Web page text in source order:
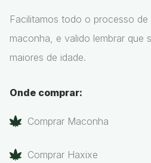
Facilitamos todo o processo de
maconha, e valido lembrar que
maiores de idade.
Onde comprar:
Comprar Maconha
Comprar Haxixe